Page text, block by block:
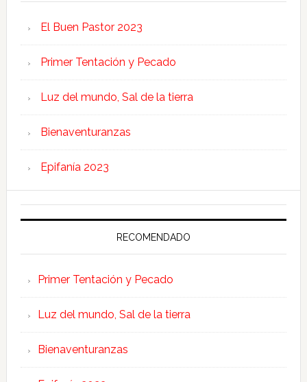
El Buen Pastor 2023
Primer Tentación y Pecado
Luz del mundo, Sal de la tierra
Bienaventuranzas
Epifanía 2023
RECOMENDADO
Primer Tentación y Pecado
Luz del mundo, Sal de la tierra
Bienaventuranzas